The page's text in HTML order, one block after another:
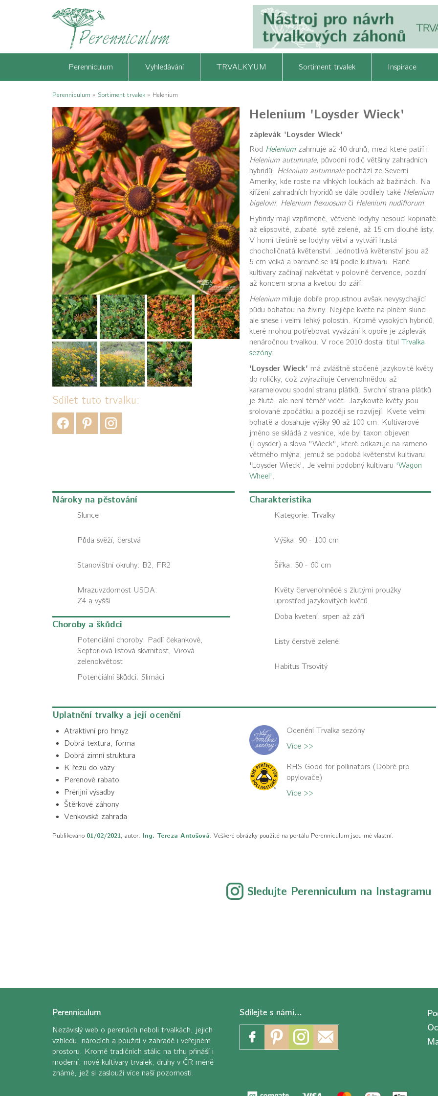
Perenniculum Vyhledávání TRVALKYUM Sortiment trvalek Inspirace
Perenniculum » Sortiment trvalek » Helenium
Sdílet tuto trvalku:
Helenium 'Loysder Wieck'
záplevák 'Loysder Wieck'
Rod Heleniumzahrnuje až 40 druhů, mezi které patří i
Helenium autumnale, původní rodič většiny zahradních
hybridů. Helenium autumnalepochází ze Severní
Ameriky, kde roste na vlhkých loukách až bažinách. Na
křížení zahradních hybridů se dále podílely také Helenium
bigelovii, Helenium flexuosumči Helenium nudiflorum.
Hybridy mají vzpřímené, větvené lodyhy nesoucí kopinaté
až elipsovité, zubaté, sytě zelené, až 15 cm dlouhé listy.
V horní třetině se lodyhy větví a vytváří hustá
chocholičnatá květenství. Jednotlivá květenství jsou až
5 cm velká a barevně se liší podle kultivaru. Rané
kultivary začínají nakvétat v polovině července, pozdní
až koncem srpna a kvetou do září.
Heleniummiluje dobře propustnou avšak nevysychající
půdu bohatou na živiny. Nejlépe kvete na plném slunci,
ale snese i velmi lehký polostín. Kromě vysokých hybridů,
které mohou potřebovat vyvázání k opoře je záplevák
nenáročnou trvalkou. V roce 2010 dostal titul Trvalka
sezóny.
'Loysder Wieck' má zvláštně stočené jazykovité květy
do roličky, což zvýrazňuje červenohnědou až
karamelovou spodní stranu plátků. Svrchní strana plátků
je žlutá, ale není téměř vidět. Jazykovité květy jsou
srolované zpočátku a později se rozvíjejí. Kvete velmi
bohatě a dosahuje výšky 90 až 100 cm. Kultivarové
jméno se skládá z vesnice, kde byl taxon objeven
(Loysder) a slova "Wieck", které odkazuje na rameno
větrného mlýna, jemuž se podobá květenství kultivaru
'Loysder Wieck'. Je velmi podobný kultivaru 'Wagon
Wheel' .
Nároky na pěstování
Slunce
Půda svěží, čerstvá
Stanovištní okruhy: B2, FR2
Mrazuvzdornost USDA:
Z4 a vyšší
Choroby a škůdci
Potenciální choroby: Padlí čekankové,
Septoriová listová skvrnitost, Virová
zelenokvětost
Potenciální škůdci: Slimáci
Charakteristika
Kategorie: Trvalky
Výška: 90 - 100 cm
Šířka: 50 - 60 cm
Květy červenohnědé s žlutými proužky
uprostřed jazykovitých květů.
Doba kvetení: srpen až září
Listy čerstvě zelené.
Habitus Trsovitý
Uplatnění trvalky a její ocenění
Atraktivní pro hmyz
Dobrá textura, forma
Dobrá zimní struktura
K řezu do vázy
Perenové rabato
Prérijní výsadby
Štěrkové záhony
Venkovská zahrada
Ocenění Trvalka sezóny
Více >>
RHS Good for pollinators (Dobré pro
opylovače)
Více >>
Publikováno 01/02/2021, autor: Ing. Tereza Antošová. Veškeré obrázky použité na portálu Perenniculum jsou mé vlastní.
Sledujte Perenniculum na Instagramu
Perenniculum
Nezávislý web o perenách neboli trvalkách, jejich
vzhledu, nárocích a použití v zahradě i veřejném
prostoru. Kromě tradičních stálic na trhu přináší i
moderní, nové kultivary trvalek, druhy v ČR méně
známé, jež si zaslouží více naší pozornosti.
Sdílejte s námi…